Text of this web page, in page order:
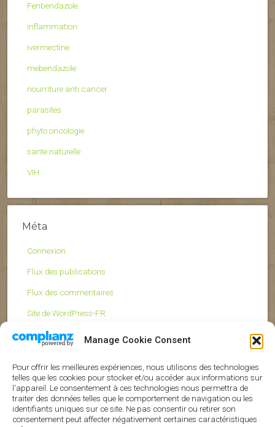
Manage Cookie Consent
Pour offrir les meilleures expériences, nous utilisons des technologies
telles que les cookies pour stocker et/ou accéder aux informations sur
l'appareil. Le consentement à ces technologies nous permettra de
traiter des données telles que le comportement de navigation ou les
identifiants uniques sur ce site. Ne pas consentir ou retirer son
consentement peut affecter négativement certaines caractéristiques
Fenbendazole
inflammation
ivermectine
mebendazole
nourriture anti cancer
parasites
phyto oncologie
sante naturelle
VIH
Méta
Connexion
Flux des publications
Flux des commentaires
Site de WordPress-FR
Nos références